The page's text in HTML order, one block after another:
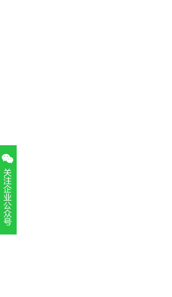
扫一扫，关注官方账号